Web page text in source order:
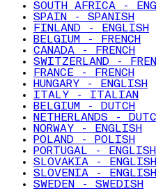
SOUTH AFRICA -
SPAIN - SPANISH
FINLAND - ENGLISH
BELGIUM - FRENCH
CANADA - FRENCH
SWITZERLAND -
FRANCE - FRENCH
HUNGARY - ENGLISH
ITALY - ITALIAN
BELGIUM - DUTCH
NETHERLANDS -
NORWAY - ENGLISH
POLAND - POLISH
PORTUGAL - ENGLISH
SLOVAKIA - ENGLISH
SLOVENIA - ENGLISH
SWEDEN - SWEDISH